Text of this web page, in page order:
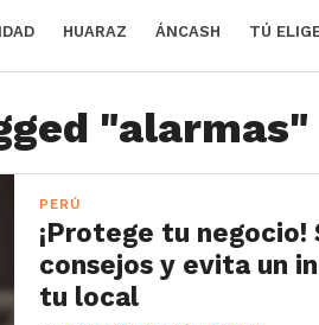
HUARAZ ÁNCASH TÚ
"alarmas"
PERÚ
¡Protege tu negocio!
consejos y evita un
tu local